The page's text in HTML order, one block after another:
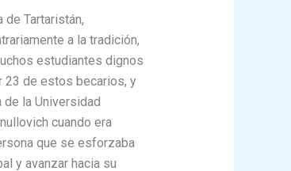
Tartaristán,
a la tradición,
estudiantes dignos
23 de estos becarios, y
la Universidad
cuando era
que se esforzaba
y avanzar hacia su